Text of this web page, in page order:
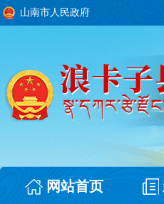
山南市人民政府
网站首页